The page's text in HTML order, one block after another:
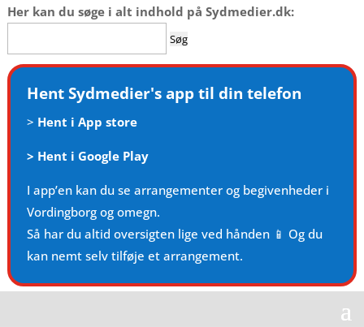
Her kan du søge i alt indhold på Sydmedier.dk:
efter:
Hent Sydmedier's app til din telefon
> Hent i App store
> Hent i Google Play
I app’en kan du se arrangementer og begivenheder i
Vordingborg og omegn.
Så har du altid oversigten lige ved hånden 📱 Og du
kan nemt selv tilføje et arrangement.